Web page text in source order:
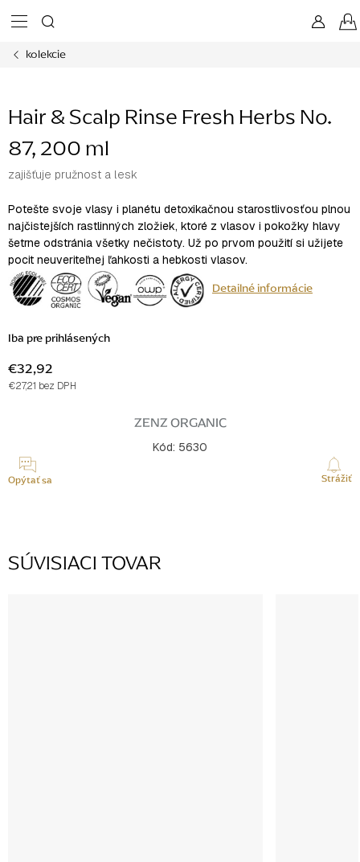
na
kolekcie
Hair & Scalp Rinse Fresh Herbs No.
87, 200 ml
zajišťuje pružnost a lesk
Potešte svoje vlasy i planétu detoxikačnou starostlivosťou plnou
najčistejších rastlinných zložiek, ktoré z vlasov i pokožky hlavy
šetrne odstránia všetky nečistoty. Už po prvom použití si užijete
pocit neuveriteľnej ľahkosti a hebkosti vlasov.
Detailné informácie
Iba pre prihlásených
€32,92
€27,21 bez DPH
ZENZ ORGANIC
Kód: 5630
Opýtať sa Strážiť
SÚVISIACI TOVAR